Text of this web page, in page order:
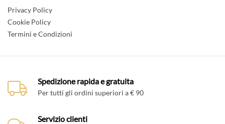
Privacy Policy
Cookie Policy
Termini e Condizioni
Spedizione rapida e gratuita
Per tutti gli ordini superiori a € 90
Servizio clienti